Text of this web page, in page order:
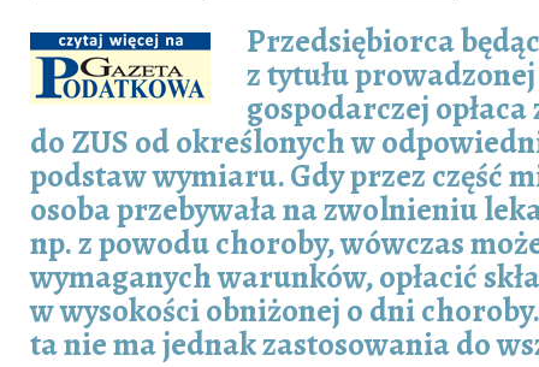
Przedsiębiorca
z tytułu
gospodarczej
do ZUS od określonych w
podstaw wymiaru. Gdy przez część
osoba przebywała na zwolnieniu
np. z powodu choroby, wówczas
wymaganych warunków, opłacić
w wysokości obniżonej o dni
ta nie ma jednak zastosowania do